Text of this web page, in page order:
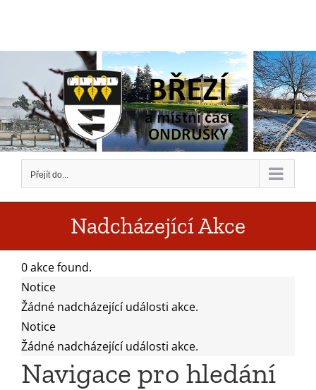
obsah
Přejít do...
Nadcházející Akce
0 akce found.
Akce
Notice
Žádné nadcházející události akce.
Notice
Žádné nadcházející události akce.
Navigace pro hledání